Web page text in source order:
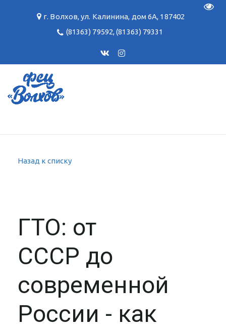
г. Волхов,ул. Калинина, дом 6А, 187402
(81363) 79592,(81363) 79331
Назад к списку
ГТО: от
СССР до
современной
России - как